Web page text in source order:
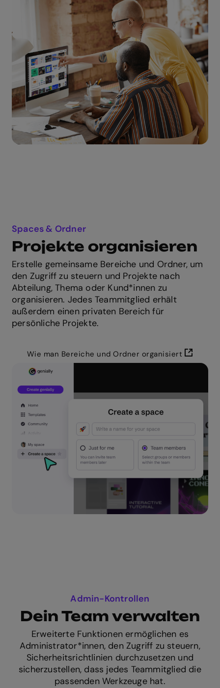
Spaces & Ordner
Projekte organisieren
Erstelle gemeinsame Bereiche und Ordner, um
den Zugriff zu steuern und Projekte nach
Abteilung, Thema oder Kund*innen zu
organisieren. Jedes Teammitglied erhält
außerdem einen privaten Bereich für
persönliche Projekte.
Wie man Bereiche und Ordner organisiert
Admin-Kontrollen
Dein Team verwalten
Erweiterte Funktionen ermöglichen es
Administrator*innen, den Zugriff zu steuern,
Sicherheitsrichtlinien durchzusetzen und
sicherzustellen, dass jedes Teammitglied die
passenden Werkzeuge hat.